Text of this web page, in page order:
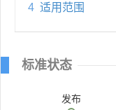
4 适用范围
标准状态
发布